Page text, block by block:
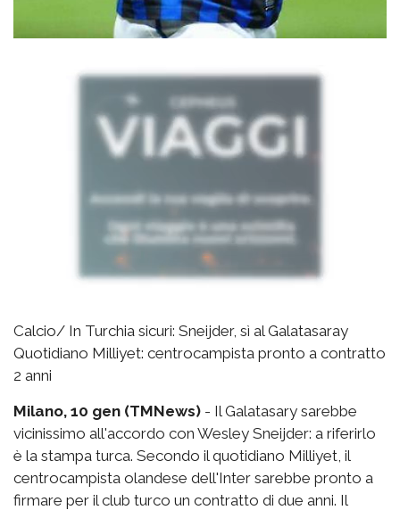
Calcio/ In Turchia sicuri: Sneijder, sì al Galatasaray
Quotidiano Milliyet: centrocampista pronto a contratto
2 anni
Milano, 10 gen (TMNews) - Il Galatasary sarebbe
vicinissimo all'accordo con Wesley Sneijder: a riferirlo
è la stampa turca. Secondo il quotidiano Milliyet, il
centrocampista olandese dell'Inter sarebbe pronto a
firmare per il club turco un contratto di due anni. Il